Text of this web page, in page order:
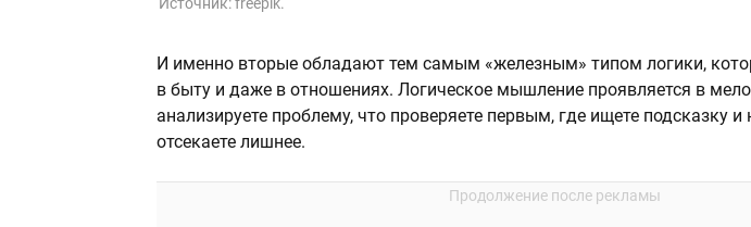
И именно вторые обладают тем самым «железным» типом логики,
в быту и даже в отношениях. Логическое мышление проявляется в
анализируете проблему, что проверяете первым, где ищете подсказку
отсекаете лишнее.